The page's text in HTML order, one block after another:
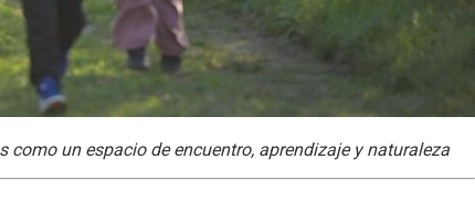
un espacio de encuentro, aprendizaje y naturaleza